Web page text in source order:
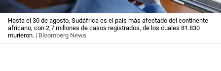
Hasta el 30 de agosto, Sudáfrica es el país más afectado del continente
africano, con 2,7 millones de casos registrados, de los cuales 81.830
murieron. | Bloomberg News